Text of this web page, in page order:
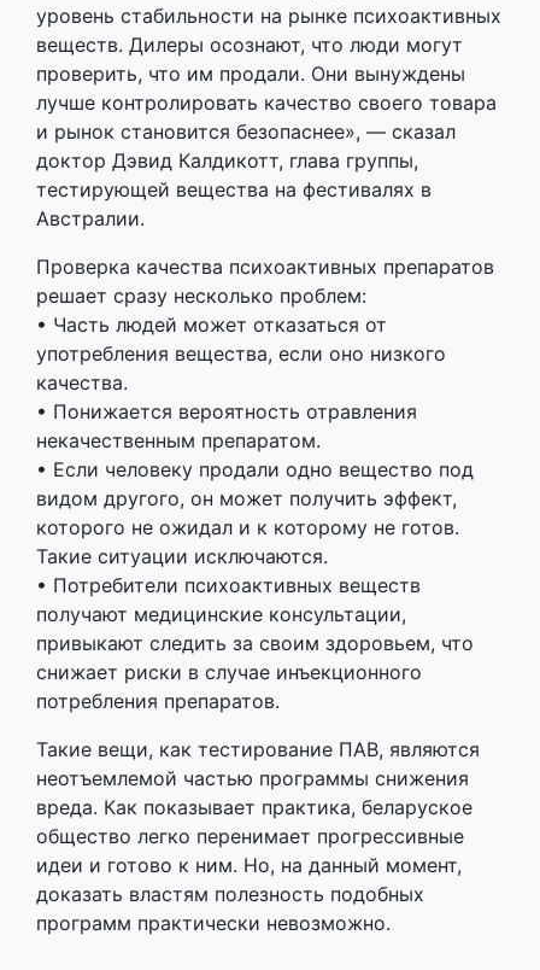
уровень стабильности на рынке психоактивных
веществ. Дилеры осознают, что люди могут
проверить, что им продали. Они вынуждены
лучше контролировать качество своего товара
и рынок становится безопаснее», — сказал
доктор Дэвид Калдикотт, глава группы,
тестирующей вещества на фестивалях в
Австралии.
Проверка качества психоактивных препаратов
решает сразу несколько проблем:
• Часть людей может отказаться от
употребления вещества, если оно низкого
качества.
• Понижается вероятность отравления
некачественным препаратом.
• Если человеку продали одно вещество под
видом другого, он может получить эффект,
которого не ожидал и к которому не готов.
Такие ситуации исключаются.
• Потребители психоактивных веществ
получают медицинские консультации,
привыкают следить за своим здоровьем, что
снижает риски в случае инъекционного
потребления препаратов.
Такие вещи, как тестирование ПАВ, являются
неотъемлемой частью программы снижения
вреда. Как показывает практика, беларуское
общество легко перенимает прогрессивные
идеи и готово к ним. Но, на данный момент,
доказать властям полезность подобных
программ практически невозможно.